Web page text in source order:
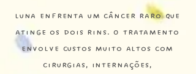
Luna enfrenta um câncer raro que
atinge os dois rins. O tratamento
envolve custos muito altos com
cirurgias, internações,